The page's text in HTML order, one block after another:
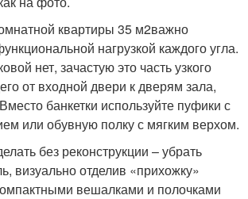
квартиры 35 м2важно
нагрузкой каждого угла.
нет, зачастую это часть узкого
от входной двери к дверям зала,
банкетки используйте пуфики с
или обувную полку с мягким верхом.
без реконструкции – убрать
визуально отделив «прихожку»
вешалками и полочками